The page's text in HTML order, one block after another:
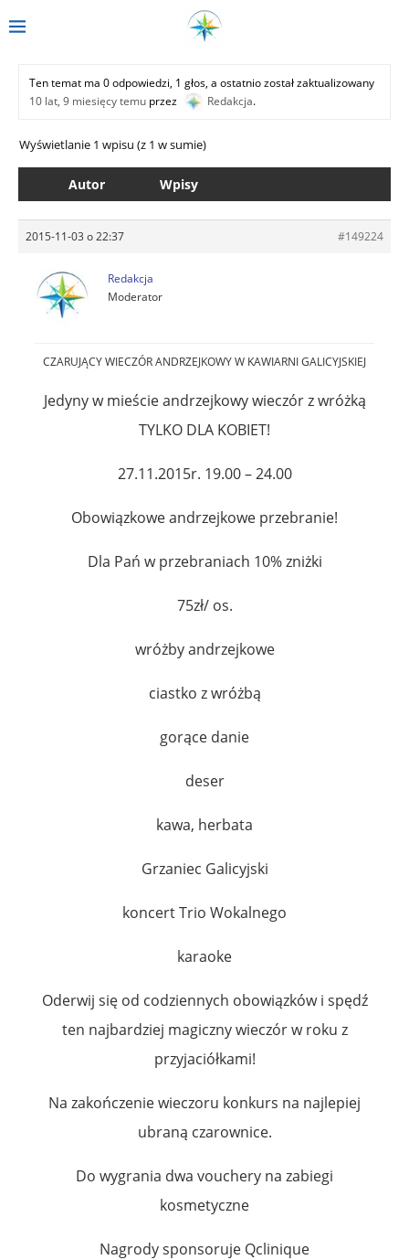
Ten temat ma 0 odpowiedzi, 1 głos, a ostatnio został zaktualizowany
10 lat, 9 miesięcy temu przez Redakcja.
Wyświetlanie 1 wpisu (z 1 w sumie)
Autor Wpisy
2015-11-03 o 22:37 #149224
Redakcja
Moderator
CZARUJĄCY WIECZÓR ANDRZEJKOWY W KAWIARNI GALICYJSKIEJ
Jedyny w mieście andrzejkowy wieczór z wróżką
TYLKO DLA KOBIET!
27.11.2015r. 19.00 – 24.00
Obowiązkowe andrzejkowe przebranie!
Dla Pań w przebraniach 10% zniżki
75zł/ os.
wróżby andrzejkowe
ciastko z wróżbą
gorące danie
deser
kawa, herbata
Grzaniec Galicyjski
koncert Trio Wokalnego
karaoke
Oderwij się od codziennych obowiązków i spędź
ten najbardziej magiczny wieczór w roku z
przyjaciółkami!
Na zakończenie wieczoru konkurs na najlepiej
ubraną czarownice.
Do wygrania dwa vouchery na zabiegi
kosmetyczne
Nagrody sponsoruje Qclinique